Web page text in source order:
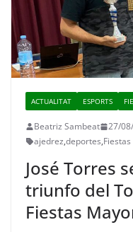
ACTUALITAT ESPORTS
Beatriz Sambeat 27/
ajedrez,deportes,
José Torres
triunfo del
Fiestas